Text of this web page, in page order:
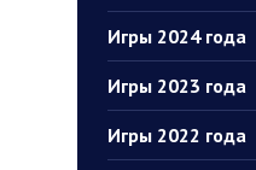
Игры 2024 года
Игры 2023 года
Игры 2022 года